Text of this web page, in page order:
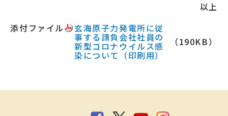
以上
添付ファイル
玄海原子力発電所に従
事する請負会社社員の
新型コロナウイルス感
染について（印刷用）
（190KB）